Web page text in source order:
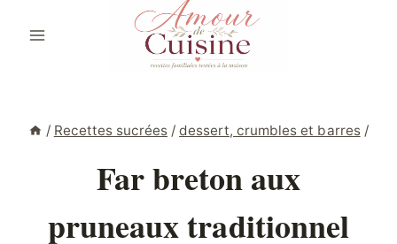
/ Recettes sucrées / dessert, crumbles et barres /
Far breton aux
pruneaux traditionnel